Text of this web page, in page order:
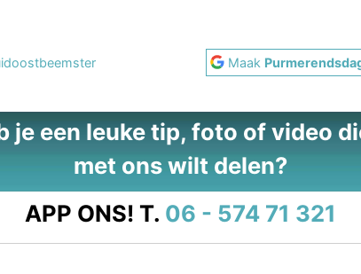
Maak
je een leuke tip, foto of video
met ons wilt delen?
APP ONS! T. 06 - 574 71 321